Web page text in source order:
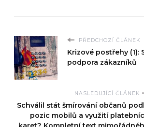
PŘEDCHOZÍ ČLÁNEK
Krizové postřehy (1):
podpora zákazníků
NASLEDUJÍCÍ ČLÁNEK
Schválil stát šmírování občanů
pozic mobilů a využití